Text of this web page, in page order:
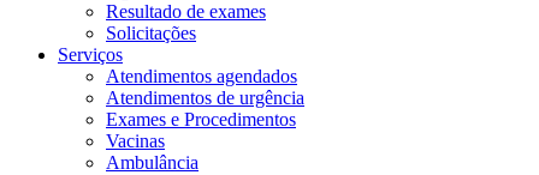
Resultado de exames
Solicitações
Serviços
Atendimentos agendados
Atendimentos de urgência
Exames e Procedimentos
Vacinas
Ambulância